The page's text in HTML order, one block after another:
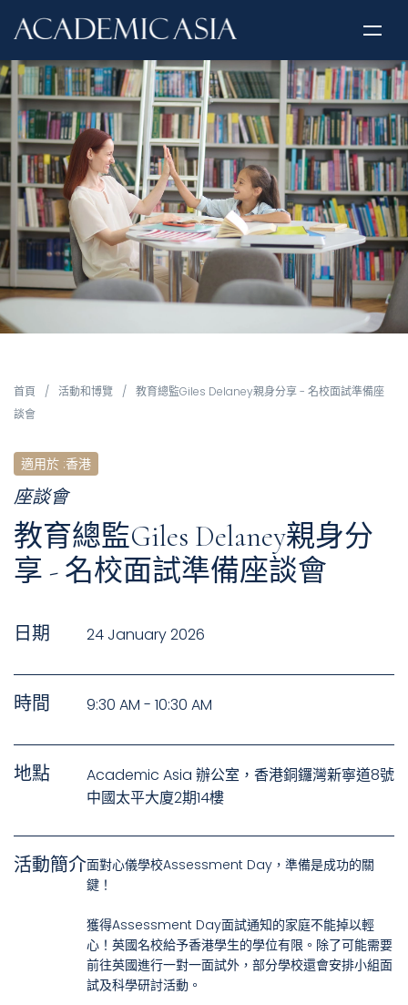
首頁 / 活動和博覽 / 教育總監Giles Delaney親身分享 - 名校面試準備座
談會
適用於 :香港
座談會
教育總監Giles Delaney親身分
享 - 名校面試準備座談會
日期 24 January 2026
時間 9:30 AM - 10:30 AM
地點
Academic Asia 辦公室，香港銅鑼灣新寧道8號
中國太平大廈2期14樓
活動簡介面對心儀學校Assessment Day，準備是成功的關
鍵！
獲得Assessment Day面試通知的家庭不能掉以輕
心！英國名校給予香港學生的學位有限。除了可能需要
前往英國進行一對一面試外，部分學校還會安排小組面
試及科學研討活動。